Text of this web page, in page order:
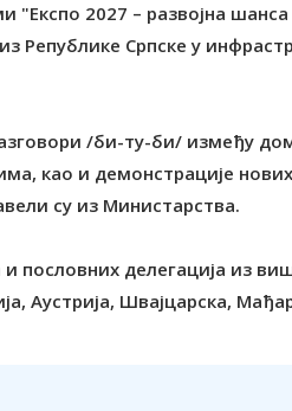
2027 – развојна
Републике Српске у
/би-ту-би/ између
као и демонстрације
су из Министарства.
и пословних делегација из
Аустрија, Швајцарска,